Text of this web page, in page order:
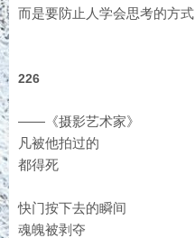
而是要防止人学会思考的方式
226
——《摄影艺术家》
凡被他拍过的
都得死
快门按下去的瞬间
魂魄被剥夺